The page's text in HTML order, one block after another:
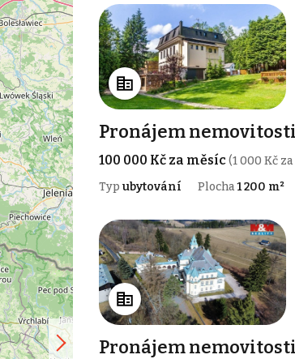
Pronájem
100 000 Kč za měsíc(1 000 Kč
Typ ubytování Plocha1 200 m²
Pronájem nemovitosti